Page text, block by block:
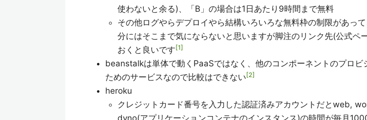
使わないと余る)、「B」の場合は1日あたり9時間まで無料
その他ログやらデプロイやら結構いろいろな無料枠の制限があっ
分にはそこまで気にならないと思いますが脚注のリンク先(公式ペ
おくと良いです 1
beanstalkは単体で動くPaaSではなく、他のコンポーネントのプロビ
ためのサービスなので比較はできない 2
heroku
クレジットカード番号を入力した認証済みアカウントだとweb,
dyno(アプリケーションコンテナのインスタンス)の時間が毎月